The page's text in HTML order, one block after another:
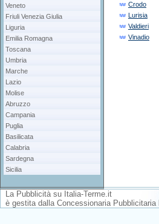
Veneto
Friuli Venezia Giulia
Liguria
Emilia Romagna
Toscana
Umbria
Marche
Lazio
Molise
Abruzzo
Campania
Puglia
Basilicata
Calabria
Sardegna
Sicilia
Crodo
Lurisia
Valdieri
Vinadio
La Pubblicità su Italia-Terme.it
è gestita dalla Concessionaria Pubblicitaria